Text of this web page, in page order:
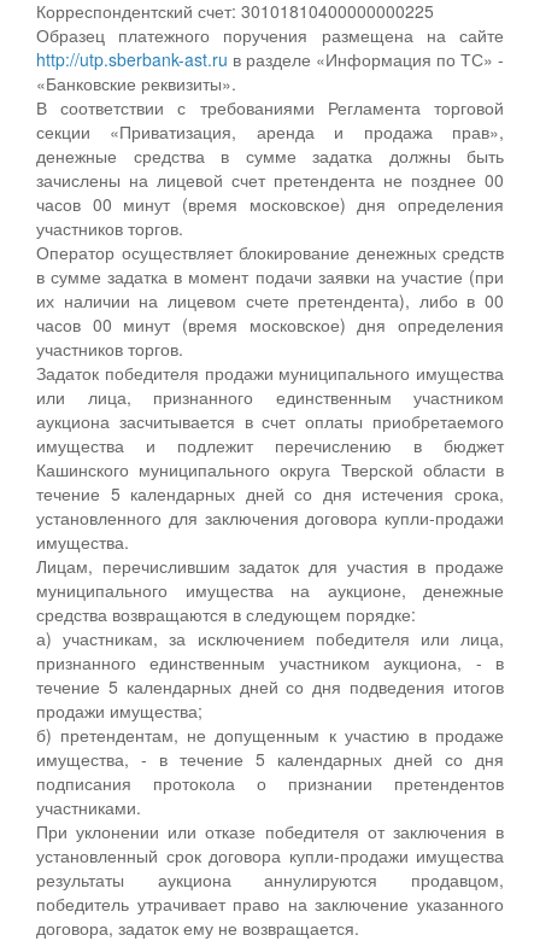
Корреспондентский счет: 30101810400000000225
Образец платежного поручения размещена на сайте
http://utp.sberbank-ast.ru в разделе «Информация по ТС» -
«Банковские реквизиты».
В соответствии с требованиями Регламента торговой
секции «Приватизация, аренда и продажа прав»,
денежные средства в сумме задатка должны быть
зачислены на лицевой счет претендента не позднее 00
часов 00 минут (время московское) дня определения
участников торгов.
Оператор осуществляет блокирование денежных средств
в сумме задатка в момент подачи заявки на участие (при
их наличии на лицевом счете претендента), либо в 00
часов 00 минут (время московское) дня определения
участников торгов.
Задаток победителя продажи муниципального имущества
или лица, признанного единственным участником
аукциона засчитывается в счет оплаты приобретаемого
имущества и подлежит перечислению в бюджет
Кашинского муниципального округа Тверской области в
течение 5 календарных дней со дня истечения срока,
установленного для заключения договора купли-продажи
имущества.
Лицам, перечислившим задаток для участия в продаже
муниципального имущества на аукционе, денежные
средства возвращаются в следующем порядке:
а) участникам, за исключением победителя или лица,
признанного единственным участником аукциона, - в
течение 5 календарных дней со дня подведения итогов
продажи имущества;
б) претендентам, не допущенным к участию в продаже
имущества, - в течение 5 календарных дней со дня
подписания протокола о признании претендентов
участниками.
При уклонении или отказе победителя от заключения в
установленный срок договора купли-продажи имущества
результаты аукциона аннулируются продавцом,
победитель утрачивает право на заключение указанного
договора, задаток ему не возвращается.